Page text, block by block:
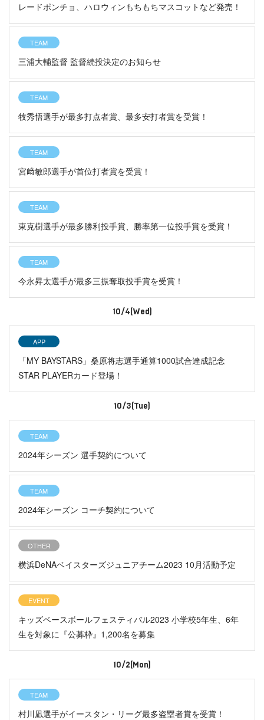
レードポンチョ、ハロウィンもちもちマスコットなど発売！
TEAM
三浦大輔監督 監督続投決定のお知らせ
TEAM
牧秀悟選手が最多打点者賞、最多安打者賞を受賞！
TEAM
宮﨑敏郎選手が首位打者賞を受賞！
TEAM
東克樹選手が最多勝利投手賞、勝率第一位投手賞を受賞！
TEAM
今永昇太選手が最多三振奪取投手賞を受賞！
10/4(Wed)
APP
「MY BAYSTARS」桑原将志選手通算1000試合達成記念
STAR PLAYERカード登場！
10/3(Tue)
TEAM
2024年シーズン 選手契約について
TEAM
2024年シーズン コーチ契約について
OTHER
横浜DeNAベイスターズジュニアチーム2023 10月活動予定
EVENT
キッズベースボールフェスティバル2023 小学校5年生、6年
生を対象に『公募枠』1,200名を募集
10/2(Mon)
TEAM
村川凪選手がイースタン・リーグ最多盗塁者賞を受賞！